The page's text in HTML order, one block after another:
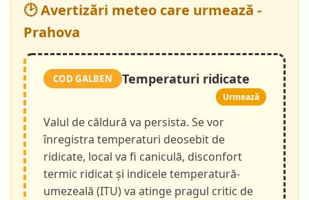
🕑 Avertizări meteo care urmează -
Prahova
COD GALBEN Temperaturi ridicate
Urmează
Valul de căldură va persista. Se vor
înregistra temperaturi deosebit de
ridicate, local va fi caniculă, disconfort
termic ridicat și indicele temperatură-
umezeală (ITU) va atinge pragul critic de